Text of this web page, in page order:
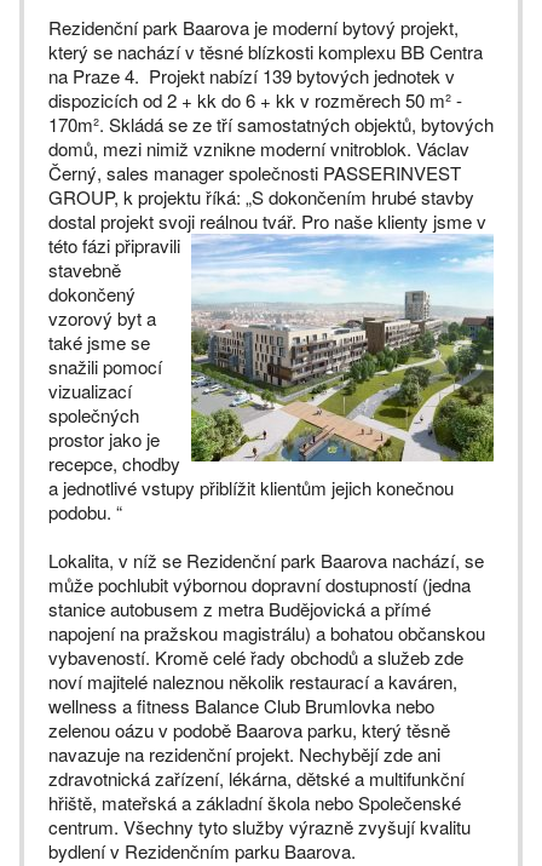
Rezidenční park Baarova je moderní bytový projekt,
který se nachází v těsné blízkosti komplexu BB Centra
na Praze 4. Projekt nabízí 139 bytových jednotek v
dispozicích od 2 + kk do 6 + kk v rozměrech 50 m² -
170m². Skládá se ze tří samostatných objektů, bytových
domů, mezi nimiž vznikne moderní vnitroblok. Václav
Černý, sales manager společnosti PASSERINVEST
GROUP, k projektu říká: „S dokončením hrubé stavby
dostal projekt svoji reálnou tvář. Pro naše klienty jsme v
této fázi připravili
stavebně
dokončený
vzorový byt a
také jsme se
snažili pomocí
vizualizací
společných
prostor jako je
recepce, chodby
a jednotlivé vstupy přiblížit klientům jejich konečnou
podobu. “
Lokalita, v níž se Rezidenční park Baarova nachází, se
může pochlubit výbornou dopravní dostupností (jedna
stanice autobusem z metra Budějovická a přímé
napojení na pražskou magistrálu) a bohatou občanskou
vybaveností. Kromě celé řady obchodů a služeb zde
noví majitelé naleznou několik restaurací a kaváren,
wellness a fitness Balance Club Brumlovka nebo
zelenou oázu v podobě Baarova parku, který těsně
navazuje na rezidenční projekt. Nechybějí zde ani
zdravotnická zařízení, lékárna, dětské a multifunkční
hřiště, mateřská a základní škola nebo Společenské
centrum. Všechny tyto služby výrazně zvyšují kvalitu
bydlení v Rezidenčním parku Baarova.